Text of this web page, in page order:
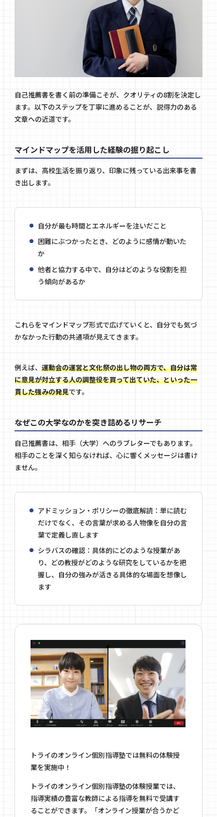
自己推薦書を書く前の準備こそが、クオリティの8割を決定し
ます。以下のステップを丁寧に進めることが、説得力のある
文章への近道です。
マインドマップを活用した経験の掘り起こし
まずは、高校生活を振り返り、印象に残っている出来事を書
き出します。
自分が最も時間とエネルギーを注いだこと
困難にぶつかったとき、どのように感情が動いた
か
他者と協力する中で、自分はどのような役割を担
う傾向があるか
これらをマインドマップ形式で広げていくと、自分でも気づ
かなかった行動の共通項が見えてきます。
例えば、 運動会の運営と文化祭の出し物の両方で、自分は常
に意見が対立する人の調整役を買って出ていた、といった一
貫した強みの発見です。
なぜこの大学なのかを突き詰めるリサーチ
自己推薦書は、相手（大学）へのラブレターでもあります。
相手のことを深く知らなければ、心に響くメッセージは書け
ません。
アドミッション・ポリシーの徹底解読：単に読む
だけでなく、その言葉が求める人物像を自分の言
葉で定義し直します
シラバスの確認：具体的にどのような授業があ
り、どの教授がどのような研究をしているかを把
握し、自分の強みが活きる具体的な場面を想像し
ます
トライのオンライン個別指導塾では無料の体験授
業を実施中！
トライのオンライン個別指導塾の体験授業では、
指導実績の豊富な教師による指導を無料で受講す
ることができます。「オンライン授業が合うかど